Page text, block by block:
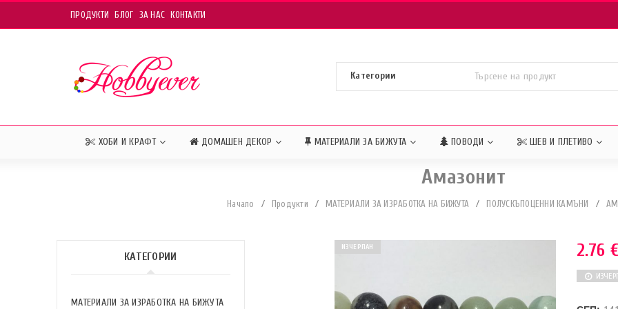
ПРОДУКТИ БЛОГ ЗА НАС КОНТАКТИ
ХОБИ И КРАФТ ДОМАШЕН ДЕКОР МАТЕРИАЛИ ЗА БИЖУТА ПОВОДИ ШЕВ И ПЛЕТИВО
Амазонит
Начало / Продукти / МАТЕРИАЛИ ЗА ИЗРАБОТКА НА БИЖУТА / ПОЛУСКЪПОЦЕННИ КАМЪНИ /
КАТЕГОРИИ
МАТЕРИАЛИ ЗА ИЗРАБОТКА НА БИЖУТА
ИЗЧЕРПАН 2.76